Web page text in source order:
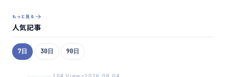
もっと見る
人気記事
7日 30日 90日